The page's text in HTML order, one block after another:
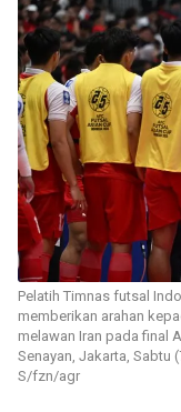
Pelatih Timnas futsal
memberikan arahan
melawan Iran pada final
Senayan, Jakarta, Sabtu
S/fzn/agr